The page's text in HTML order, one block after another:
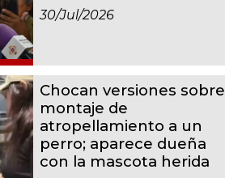
30/jul/2026
Chocan versiones sobre
montaje de
atropellamiento a un
perro; aparece dueña
con la mascota herida